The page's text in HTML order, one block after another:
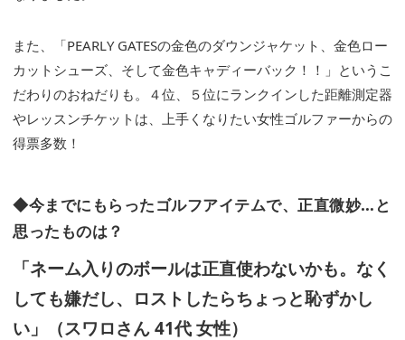
また、「PEARLY GATESの金色のダウンジャケット、金色ロー
カットシューズ、そして金色キャディーバック！！」というこ
だわりのおねだりも。４位、５位にランクインした距離測定器
やレッスンチケットは、上手くなりたい女性ゴルファーからの
得票多数！
◆今までにもらったゴルフアイテムで、正直微妙…と
思ったものは？
「ネーム入りのボールは正直使わないかも。なく
しても嫌だし、ロストしたらちょっと恥ずかし
い」（スワロさん 41代 女性）